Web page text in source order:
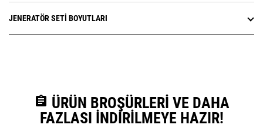
JENERATÖR SETI BOYUTLARI
assignment ÜRÜN BROŞÜRLERI VE DAHA
FAZLASI İNDIRILMEYE HAZIR!